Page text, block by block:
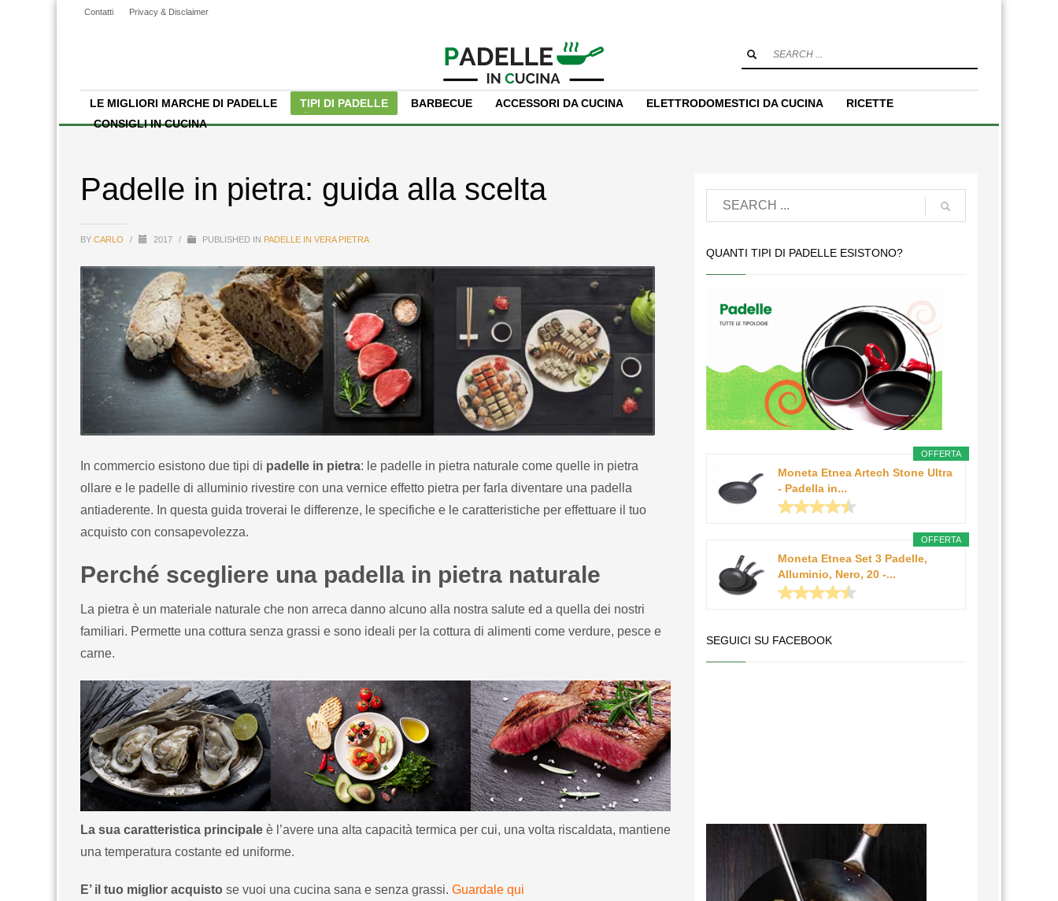
Contatti Privacy & Disclaimer
LE MIGLIORI MARCHE DI PADELLE TIPI DI PADELLE BARBECUE ACCESSORI DA CUCINA ELETTRODOMESTICI DA CUCINA
RICETTE
CONSIGLI IN CUCINA
Padelle in pietra: guida alla scelta
BY CARLO / 2017 / PUBLISHED IN PADELLE IN VERA PIETRA
In commercio esistono due tipi di padelle in pietra: le padelle in pietra naturale come quelle in pietra
ollare e le padelle di alluminio rivestire con una vernice effetto pietra per farla diventare una padella
antiaderente. In questa guida troverai le differenze, le specifiche e le caratteristiche per effettuare il tuo
acquisto con consapevolezza.
Perché scegliere una padella in pietra naturale
La pietra è un materiale naturale che non arreca danno alcuno alla nostra salute ed a quella dei nostri
familiari. Permette una cottura senza grassi e sono ideali per la cottura di alimenti come verdure, pesce e
carne.
La sua caratteristica principale è l’avere una alta capacità termica per cui, una volta riscaldata, mantiene
una temperatura costante ed uniforme.
E’ il tuo miglior acquisto se vuoi una cucina sana e senza grassi. Guardale qui
QUANTI TIPI DI PADELLE ESISTONO?
OFFERTA
Moneta Etnea Artech Stone Ultra
- Padella in...
OFFERTA
Moneta Etnea Set 3 Padelle,
Alluminio, Nero, 20 -...
SEGUICI SU FACEBOOK